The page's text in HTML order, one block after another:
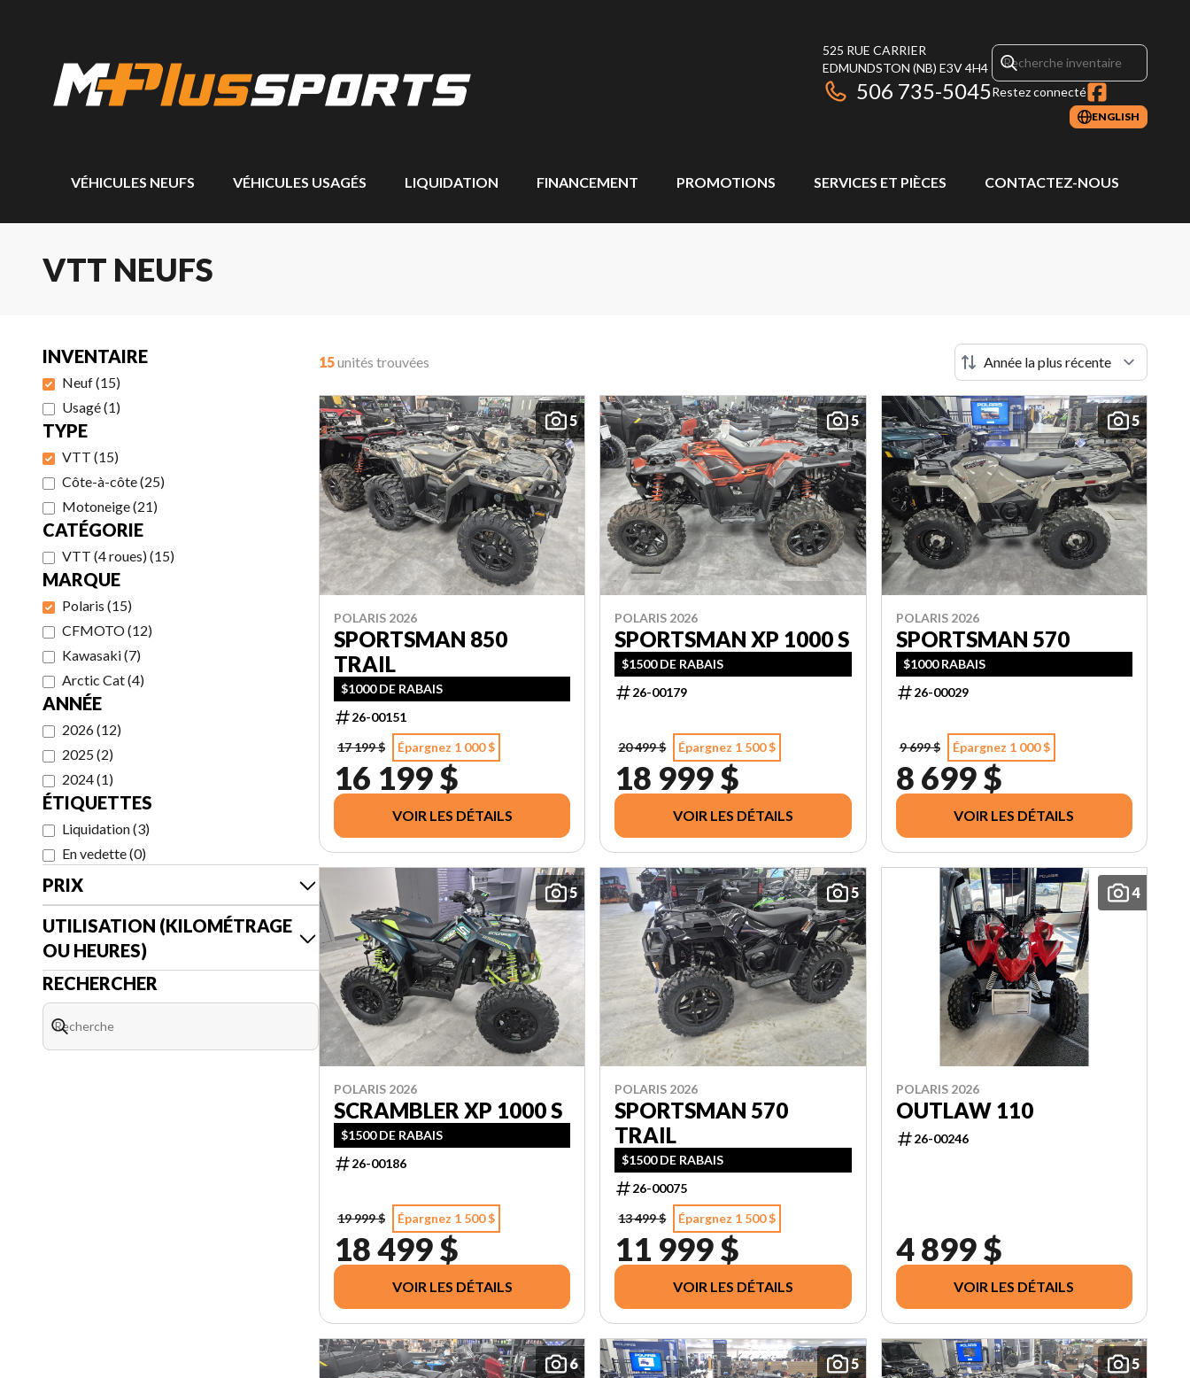
525 RUE CARRIER
EDMUNDSTON (NB) E3V 4H4
506 735-5045Restez connecté
ENGLISH
VÉHICULES NEUFS VÉHICULES USAGÉS LIQUIDATION FINANCEMENT PROMOTIONS SERVICES ET PIÈCES CONTACTEZ-NOUS
VTT NEUFS
INVENTAIRE
Neuf(15)
Usagé(1)
TYPE
VTT (15)
Côte-à-côte(25)
Motoneige(21)
CATÉGORIE
VTT (4 roues)(15)
MARQUE
Polaris (15)
CFMOTO(12)
Kawasaki(7)
Arctic Cat(4)
ANNÉE
2026(12)
2025(2)
2024(1)
ÉTIQUETTES
Liquidation(3)
En vedette(0)
PRIX
UTILISATION (KILOMÉTRAGE
OU HEURES)
RECHERCHER
15unités trouvées
5
POLARIS 2026
SPORTSMAN 850
TRAIL
$1000 DE RABAIS
26-00151
17 199 $
Épargnez 1 000 $
16 199 $
VOIR LES DÉTAILS
5
POLARIS 2026
SPORTSMAN XP 1000 S
$1500 DE RABAIS
26-00179
20 499 $ Épargnez 1 500 $
18 999 $
VOIR LES DÉTAILS
5
POLARIS 2026
SPORTSMAN 570
$1000 RABAIS
26-00029
9 699 $ Épargnez 1 000 $
8 699 $
VOIR LES DÉTAILS
5
POLARIS 2026
SCRAMBLER XP 1000 S
$1500 DE RABAIS
26-00186
19 999 $ Épargnez 1 500 $
18 499 $
VOIR LES DÉTAILS
5
POLARIS 2026
SPORTSMAN 570
TRAIL
$1500 DE RABAIS
26-00075
13 499 $
Épargnez 1 500 $
11 999 $
VOIR LES DÉTAILS
4
POLARIS 2026
OUTLAW 110
26-00246
4 899 $
VOIR LES DÉTAILS
6 5 5